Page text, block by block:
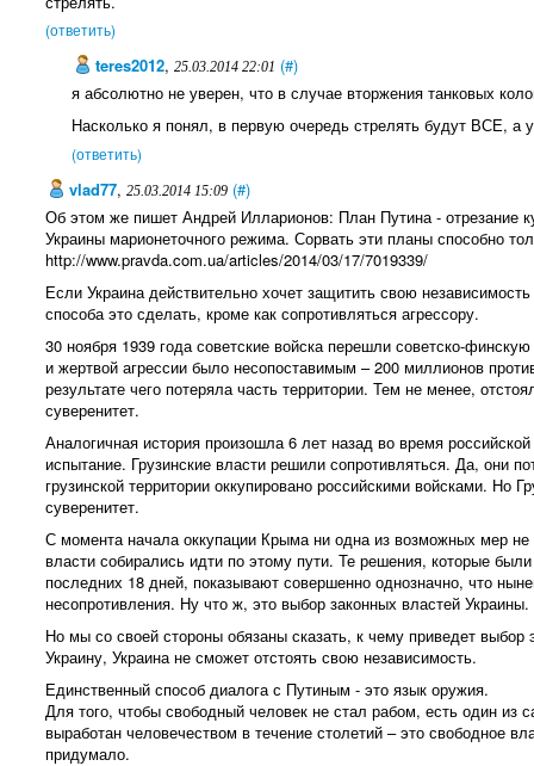
(ответить)
teres2012,25.03.2014 22:01 (#)
я абсолютно не уверен, что в случае вторжения танковых
Насколько я понял, в первую очередь стрелять будут ВСЕ, а
(ответить)
vlad77, 25.03.2014 15:09 (#)
Об этом же пишет Андрей Илларионов: План Путина - отрезание
Украины марионеточного режима. Сорвать эти планы способно
http://www.pravda.com.ua/articles/2014/03/17/7019339/
Если Украина действительно хочет защитить свою
способа это сделать, кроме как сопротивляться агрессору.
30 ноября 1939 года советские войска перешли советско-
и жертвой агрессии было несопоставимым – 200 миллионов
результате чего потеряла часть территории. Тем не менее,
суверенитет.
Аналогичная история произошла 6 лет назад во время
испытание. Грузинские власти решили сопротивляться. Да,
грузинской территории оккупировано российскими войсками. Но
суверенитет.
С момента начала оккупации Крыма ни одна из возможных мер
власти собирались идти по этому пути. Те решения, которые
последних 18 дней, показывают совершенно однозначно, что
несопротивления. Ну что ж, это выбор законных властей Украины.
Но мы со своей стороны обязаны сказать, к чему приведет выбор
Украину, Украина не сможет отстоять свою независимость.
Единственный способ диалога с Путиным - это язык оружия.
Для того, чтобы свободный человек не стал рабом, есть один из
выработан человечеством в течение столетий – это свободное
придумало.